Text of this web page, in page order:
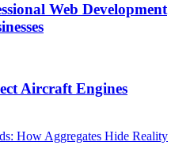
Web Development
Aircraft Engines